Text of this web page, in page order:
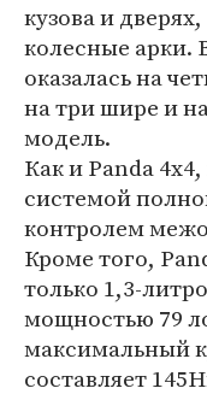
кузова и
колесные арки.
оказалась на
на три шире и
модель.
Как и Panda
системой
контролем
Кроме того,
только 1,3-
мощностью 79
максимальный
составляет